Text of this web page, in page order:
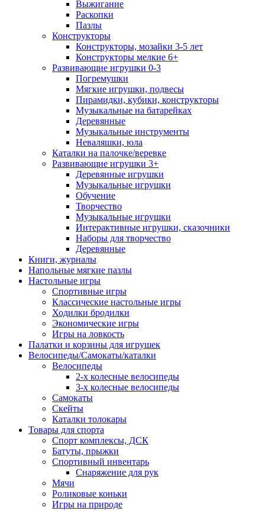
Выжигание
Раскопки
Пазлы
Конструкторы
Конструкторы, мозайки 3-5 лет
Конструкторы мелкие 6+
Развивающие игрушки 0-3
Погремушки
Мягкие игрушки, подвесы
Пирамидки, кубики, конструкторы
Музыкальные на батарейках
Деревянные
Музыкальные инструменты
Неваляшки, юла
Каталки на палочке/веревке
Развивающие игрушки 3+
Деревянные игрушки
Музыкальные игрушки
Обучение
Творчество
Музыкальные игрушки
Интерактивные игрушки, сказочники
Наборы для творчество
Деревянные
Книги, журналы
Напольные мягкие пазлы
Настольные игры
Спортивные игры
Классические настольные игры
Ходилки бродилки
Экономические игры
Игры на ловкость
Палатки и корзины для игрушек
Велосипеды/Самокаты/каталки
Велосипеды
2-х колесные велосипеды
3-х колесные велосипеды
Самокаты
Скейты
Каталки толокары
Товары для спорта
Спорт комплексы, ДСК
Батуты, прыжки
Спортивный инвентарь
Снаряжение для рук
Мячи
Роликовые коньки
Игры на природе